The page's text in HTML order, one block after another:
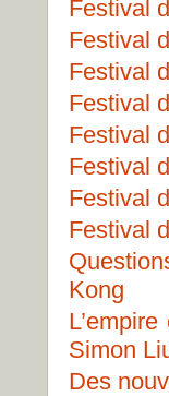
Festival
Festival
Festival
Festival
Festival
Festival
Festival
Festival
Kong
Simon
Des